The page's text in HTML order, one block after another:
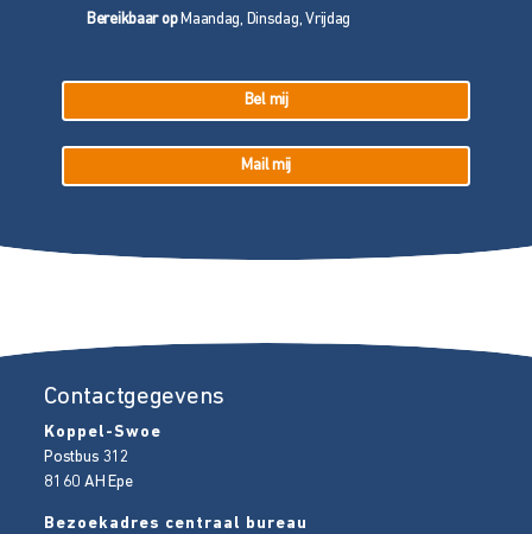
Bereikbaar opMaandag, Dinsdag, Vrijdag
Contactgegevens
Koppel-Swoe
Postbus 312
8160 AH Epe
Bezoekadres centraal bureau